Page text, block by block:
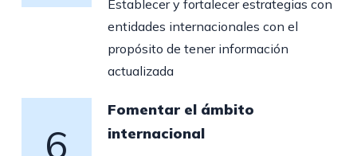
Establecer y fortalecer estrategias con
entidades internacionales con el
propósito de tener información
actualizada
6
Fomentar el ámbito
internacional